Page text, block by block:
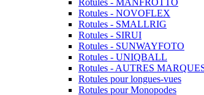
Rotules - MANFROTTO
Rotules - NOVOFLEX
Rotules - SMALLRIG
Rotules - SIRUI
Rotules - SUNWAYFOTO
Rotules - UNIQBALL
Rotules - AUTRES
Rotules pour longues-vues
Rotules pour Monopodes